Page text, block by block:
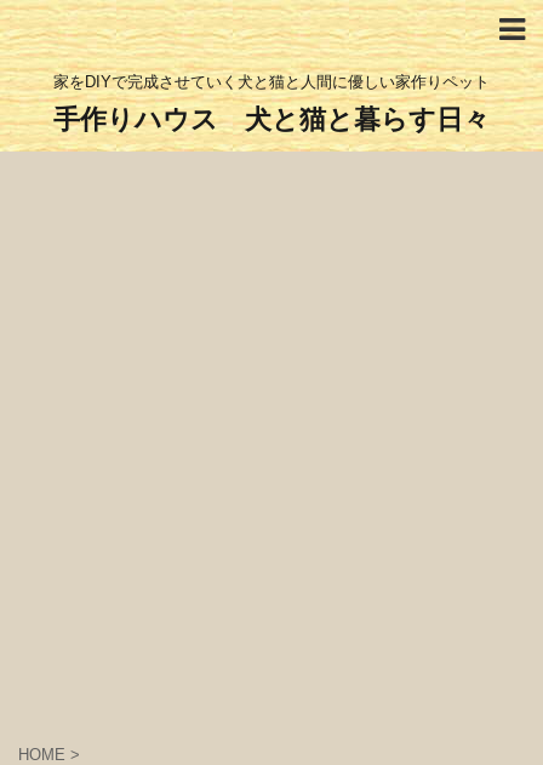
家をDIYで完成させていく犬と猫と人間に優しい家作りペット
手作りハウス 犬と猫と暮らす日々
HOME >